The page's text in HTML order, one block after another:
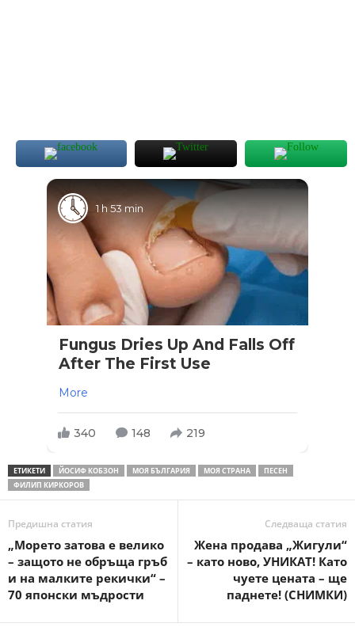
1 h 53 min
Fungus Dries Up And Falls Off
After The First Use
More
340 148 219
ЕТИКЕТИ ЙОСИФ КОБЗОН МОЯ БЪЛГАРИЯ МОЯ СТРАНА
ПЕСЕН
ФИЛИП КИРКОРОВ
Предишна статия
„Морето затова е велико
– защото не обръща гръб
и на малките рекички“ –
70 японски мъдрости
Следваща статия
Жена продава „Жигули“
– като ново, УНИКАТ! Като
чуете цената – ще
паднете! (СНИМКИ)